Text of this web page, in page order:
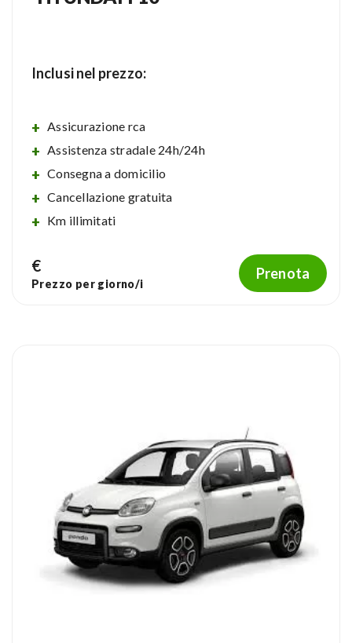
Inclusi nel prezzo:
Assicurazione rca
Assistenza stradale 24h/24h
Consegna a domicilio
Cancellazione gratuita
Km illimitati
€
Prezzo per giorno/i
Prenota